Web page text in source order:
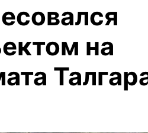
на